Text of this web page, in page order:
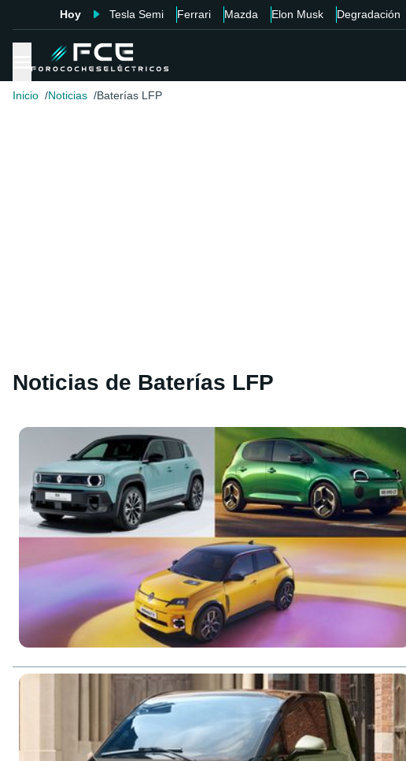
Hoy Tesla Semi Ferrari Mazda Elon Musk Degradación
Inicio Noticias Baterías LFP
Noticias de Baterías LFP